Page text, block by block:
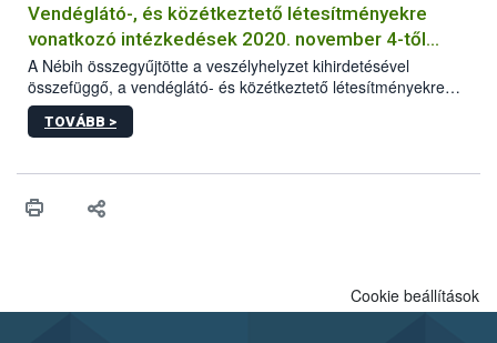
Vendéglátó-, és közétkeztető létesítményekre
vonatkozó intézkedések 2020. november 4-től
visszavonásig
A Nébih összegyűjtötte a veszélyhelyzet kihirdetésével
összefüggő, a vendéglátó- és közétkeztető létesítményekre
vonatkozó legfontosabb és aktuális információkat.
TOVÁBB >
Cookie beállítások